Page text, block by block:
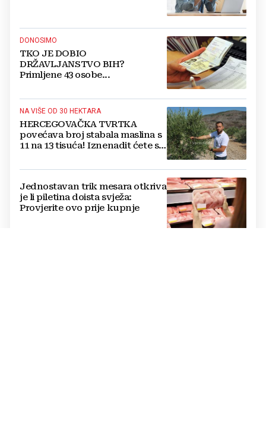
DONOSIMO
TKO JE DOBIO
DRŽAVLJANSTVO BIH?
Primljene 43 osobe...
NA VIŠE OD 30 HEKTARA
HERCEGOVAČKA TVRTKA
povećava broj stabala maslina s
11 na 13 tisuća! Iznenadit ćete se
Jednostavan trik mesara otkriva
je li piletina doista svježa:
Provjerite ovo prije kupnje